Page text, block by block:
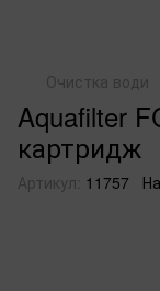
Очистка води
Aquafilter
картридж
Артикул: 11757